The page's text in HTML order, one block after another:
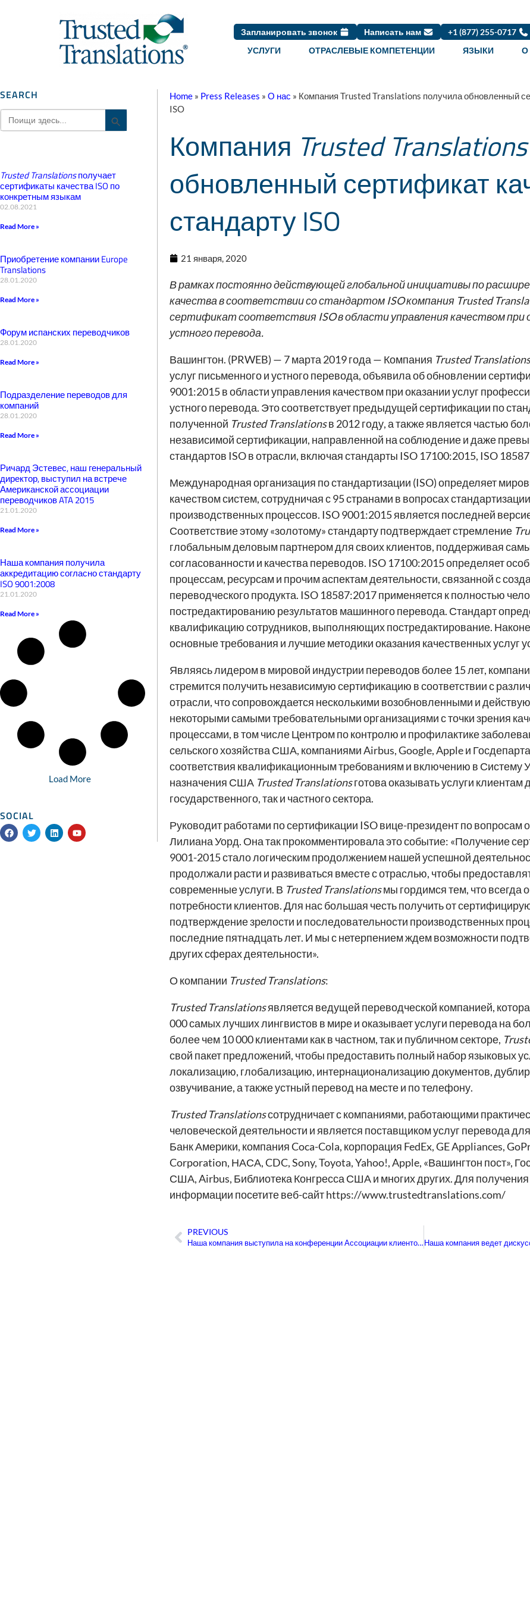
Запланировать звонок Написать нам +1 (877) 255-0717
УСЛУГИ ОТРАСЛЕВЫЕ КОМПЕТЕНЦИИ ЯЗЫКИ О
SEARCH
Search
for:
Search Button
Trusted Translationsполучает
сертификаты качества ISO по
конкретным языкам
02.08.2021
Read More »
Приобретение компании Europe
Translations
28.01.2020
Read More »
Форум испанских переводчиков
28.01.2020
Read More »
Подразделение переводов для
компаний
28.01.2020
Read More »
Ричард Эстевес, наш генеральный
директор, выступил на встрече
Американской ассоциации
переводчиков ATA 2015
21.01.2020
Read More »
Наша компания получила
аккредитацию согласно стандарту
ISO 9001:2008
21.01.2020
Read More »
Load More
SOCIAL
F
a
c
T
w
i
L
i
n
Y
o
u
Home » Press Releases » О нас » Компания Trusted Translations получила обновленный
ISO
Компания Trusted Translations
обновленный сертификат
стандарту ISO
21 января, 2020
В рамках постоянно действующей глобальной инициативы по
качества в соответствии со стандартом ISO компания Trusted
сертификат соответствия ISO в области управления качеством при
устного перевода.
Вашингтон. (PRWEB) — 7 марта 2019 года — Компания Trusted Translations
услуг письменного и устного перевода, объявила об обновлении
9001:2015 в области управления качеством при оказании услуг
устного перевода. Это соответствует предыдущей сертификации по
полученной Trusted Translationsв 2012 году, а также является частью
независимой сертификации, направленной на соблюдение и даже
стандартов ISO в отрасли, включая стандарты ISO 17100:2015, ISO
Международная организация по стандартизации (ISO) определяет
качеством систем, сотрудничая с 95 странами в вопросах
производственных процессов. ISO 9001:2015 является последней
Соответствие этому «золотому» стандарту подтверждает стремление
глобальным деловым партнером для своих клиентов, поддерживая
согласованности и качества переводов. ISO 17100:2015 определяет
процессам, ресурсам и прочим аспектам деятельности, связанной с
переводческого продукта. ISO 18587:2017 применяется к полностью
постредактированию результатов машинного перевода. Стандарт
квалификацию сотрудников, выполняющих постредактирование.
основные требования и лучшие методики оказания качественных услуг
Являясь лидером в мировой индустрии переводов более 15 лет,
стремится получить независимую сертификацию в соответствии с
отрасли, что сопровождается несколькими возобновленными и
некоторыми самыми требовательными организациями с точки зрения
процессами, в том числе Центром по контролю и профилактике
сельского хозяйства США, компаниями Airbus, Google, Apple и
соответствия квалификационным требованиям и включению в Систему
назначения США Trusted Translationsготова оказывать услуги клиентам
государственного, так и частного сектора.
Руководит работами по сертификации ISO вице-президент по вопросам
Лилиана Уорд. Она так прокомментировала это событие: «Получение
9001-2015 стало логическим продолжением нашей успешной
продолжали расти и развиваться вместе с отраслью, чтобы
современные услуги. В Trusted Translationsмы гордимся тем, что всегда
потребности клиентов. Для нас большая честь получить от
подтверждение зрелости и последовательности производственных
последние пятнадцать лет. И мы с нетерпением ждем возможности
других сферах деятельности».
О компании Trusted Translations:
Trusted Translationsявляется ведущей переводческой компанией,
000 самых лучших лингвистов в мире и оказывает услуги перевода на
более чем 10 000 клиентами как в частном, так и публичном секторе,
свой пакет предложений, чтобы предоставить полный набор языковых
локализацию, глобализацию, интернационализацию документов,
озвучивание, а также устный перевод на месте и по телефону.
Trusted Translationsсотрудничает с компаниями, работающими
человеческой деятельности и является поставщиком услуг перевода
Банк Америки, компания Coca-Cola, корпорация FedEx, GE Appliances,
Corporation, НАСА, CDC, Sony, Toyota, Yahoo!, Apple, «Вашингтон пост»,
США, Airbus, Библиотека Конгресса США и многих других. Для
информации посетите веб-сайт https://www.trustedtranslations.com/
Пред
PREVIOUS
Наша компания выступила на конференции Ассоциации клиентов и поставщиков услуг по глобализации и локализации (GALA) в Майами с докладом об онлайн-маркетинге в латиноамериканских странах